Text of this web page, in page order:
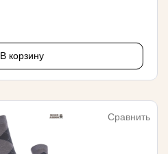
В корзину
Сравнить